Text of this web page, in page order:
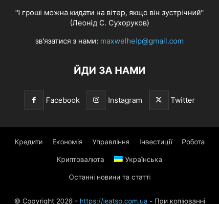
"І гроші можна кидати на вітер, якщо він зустрічний"
(Леонід С. Сухоруков)
зв'язатися з нами: maxwelhelp@gmail.com
ЙДИ ЗА НАМИ
Facebook Instagram Twitter
Кредити Економія Управління Інвестиції Робота
Криптовалюта Українська
Останні новини та статті
© Copyright 2026 - https://ieatso.com.ua - При копіюванні